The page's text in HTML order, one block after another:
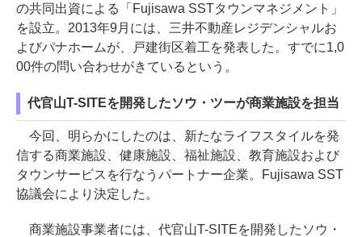
の共同出資による「Fujisawa SSTタウンマネジメント」
を設立。2013年9月には、三井不動産レジデンシャルお
よびパナホームが、戸建街区着工を発表した。すでに1,0
00件の問い合わせがきているという。
代官山T-SITEを開発したソウ・ツーが商業施設を担当
今回、明らかにしたのは、新たなライフスタイルを発
信する商業施設、健康施設、福祉施設、教育施設および
タウンサービスを行なうパートナー企業。Fujisawa SST
協議会により決定した。
商業施設事業者には、代官山T-SITEを開発したソウ・